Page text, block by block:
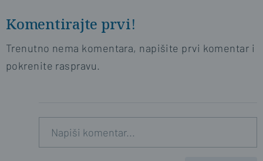
Komentirajte prvi!
Trenutno nema komentara, napišite prvi komentar i
pokrenite raspravu.